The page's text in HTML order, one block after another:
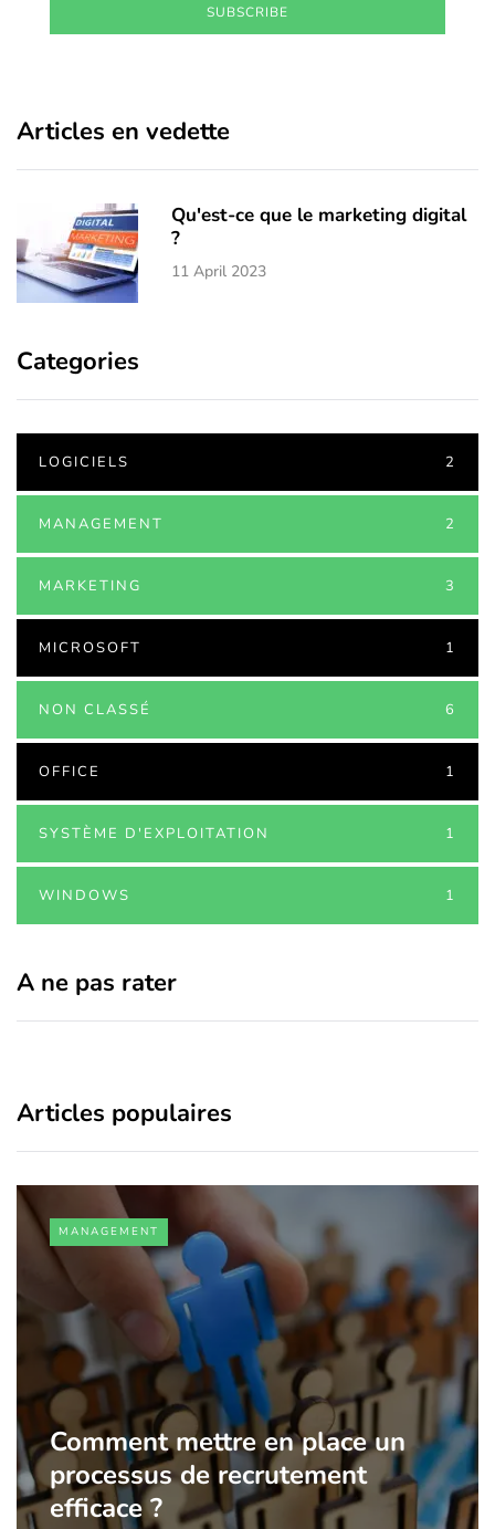
SUBSCRIBE
Articles en vedette
Qu'est-ce que le marketing digital
?
11 April 2023
Categories
LOGICIELS 2
MANAGEMENT 2
MARKETING 3
MICROSOFT 1
NON CLASSÉ 6
OFFICE 1
SYSTÈME D'EXPLOITATION 1
WINDOWS 1
A ne pas rater
Articles populaires
MANAGEMENT
Comment mettre en place un
processus de recrutement
efficace ?